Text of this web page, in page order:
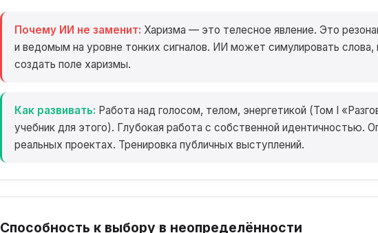
Почему ИИ не заменит: Харизма — это телесное явление. Это
и ведомым на уровне тонких сигналов. ИИ может симулировать
создать поле харизмы.
Как развивать: Работа над голосом, телом, энергетикой (Том I
учебник для этого). Глубокая работа с собственной идентичностью.
реальных проектах. Тренировка публичных выступлений.
Способность к выбору в неопределённости